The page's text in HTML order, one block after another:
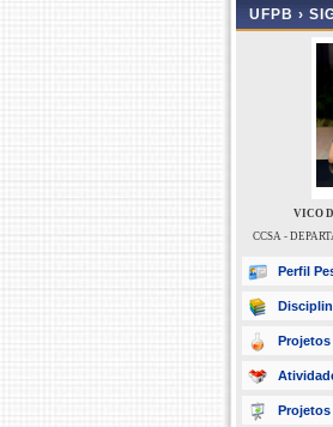
UFPB ›
VICO
CCSA -
Perfil
Projetos